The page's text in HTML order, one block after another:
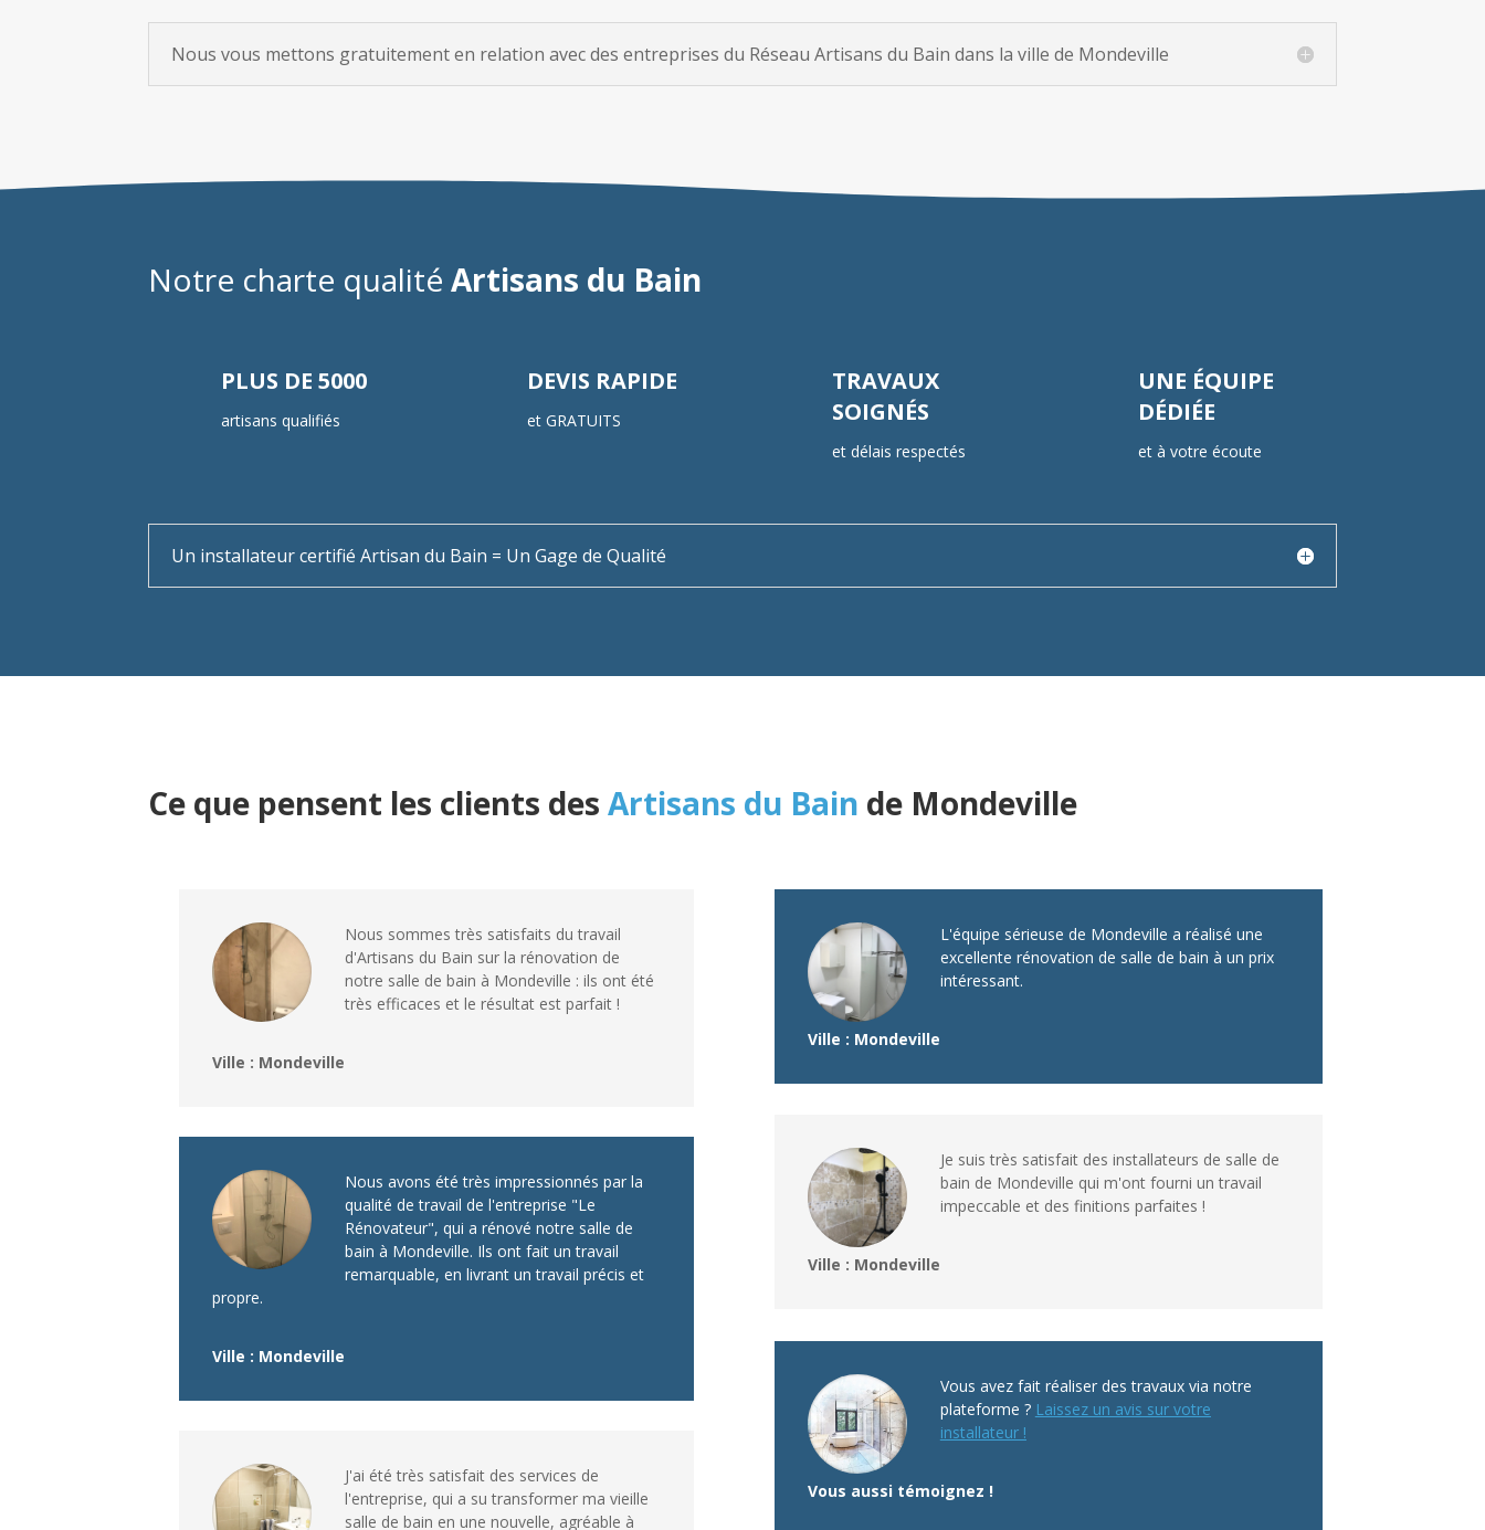
Nous vous mettons gratuitement en relation avec des entreprises du Réseau Artisans du Bain dans la ville de Mondeville
Notre charte qualitéArtisans du Bain
PLUS DE 5000
artisans qualifiés
DEVIS RAPIDE
et GRATUITS
TRAVAUX
SOIGNÉS
et délais respectés
UNE ÉQUIPE
DÉDIÉE
et à votre écoute
Un installateur certifié Artisan du Bain = Un Gage de Qualité
Ce que pensent les clients desArtisans du Bain de Mondeville
Nous sommes très satisfaits du travail
d'Artisans du Bain sur la rénovation de
notre salle de bain à Mondeville : ils ont été
très efficaces et le résultat est parfait !
Ville : Mondeville
Nous avons été très impressionnés par la
qualité de travail de l'entreprise "Le
Rénovateur", qui a rénové notre salle de
bain à Mondeville. Ils ont fait un travail
remarquable, en livrant un travail précis et
propre.
Ville : Mondeville
J'ai été très satisfait des services de
l'entreprise, qui a su transformer ma vieille
salle de bain en une nouvelle, agréable à
L'équipe sérieuse de Mondeville a réalisé une
excellente rénovation de salle de bain à un prix
intéressant.
Ville : Mondeville
Je suis très satisfait des installateurs de salle de
bain de Mondeville qui m'ont fourni un travail
impeccable et des finitions parfaites !
Ville : Mondeville
Vous avez fait réaliser des travaux via notre
plateforme ? Laissez un avis sur votre
installateur !
Vous aussi témoignez !